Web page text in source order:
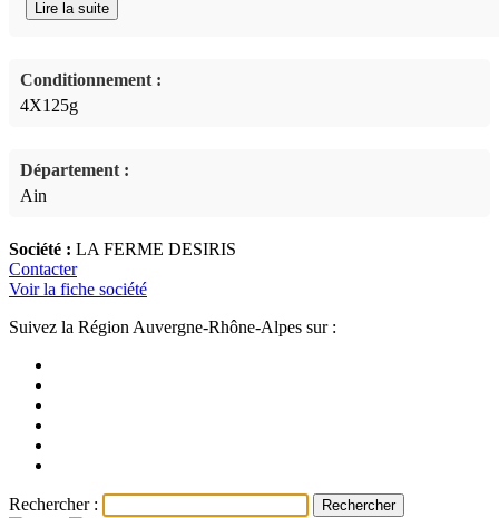
Lire la suite
Conditionnement :
4X125g
Département :
Ain
Société : LA FERME DESIRIS
Contacter
Voir la fiche société
Suivez la Région Auvergne-Rhône-Alpes sur :
Rechercher :